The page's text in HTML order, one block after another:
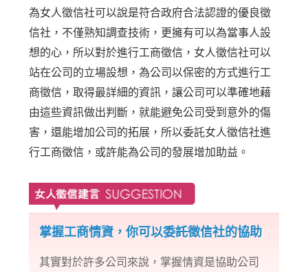
為女人徵信社可以說是符合政府合法認證的優良徵
信社，不僅熟知調查技術，更擁有可以為當事人設
想的心，所以對於進行工商徵信，女人徵信社可以
站在公司的立場設想，為公司以保密的方式進行工
商徵信，取得最詳細的資訊，讓公司可以準確地藉
由這些資訊做出判斷，就能避免公司受到意外的傷
害，還能增加公司的拓展，所以委託女人徵信社進
行工商徵信，或許能為公司的發展增加助益。
掌握工商情資，你可以委託徵信社的協助
其實對於許多公司來說，掌握情資是協助公司